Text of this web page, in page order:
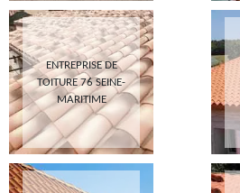
ENTREPRISE DE
TOITURE 76 SEINE-
MARITIME